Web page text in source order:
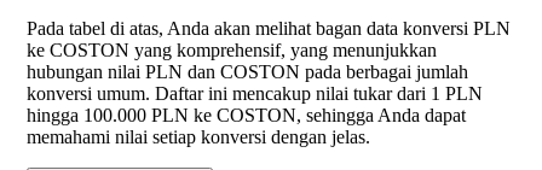
Pada tabel di atas, Anda akan melihat bagan data konversi PLN
ke COSTON yang komprehensif, yang menunjukkan
hubungan nilai PLN dan COSTON pada berbagai jumlah
konversi umum. Daftar ini mencakup nilai tukar dari 1 PLN
hingga 100.000 PLN ke COSTON, sehingga Anda dapat
memahami nilai setiap konversi dengan jelas.